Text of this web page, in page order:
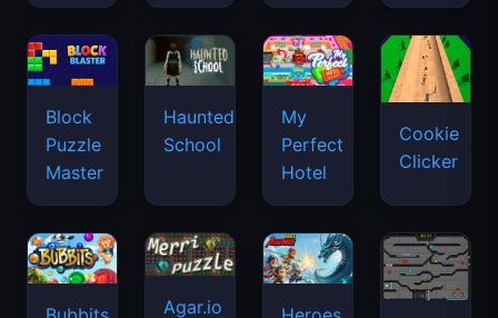
Block
Puzzle
Master
Haunted
School
My
Perfect
Hotel
Cookie
Clicker
Agar.io